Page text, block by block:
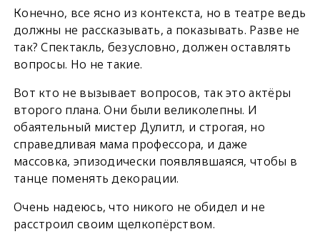
Конечно, все ясно из контекста, но в театре ведь
должны не рассказывать, а показывать. Разве не
так? Спектакль, безусловно, должен оставлять
вопросы. Но не такие.
Вот кто не вызывает вопросов, так это актёры
второго плана. Они были великолепны. И
обаятельный мистер Дулитл, и строгая, но
справедливая мама профессора, и даже
массовка, эпизодически появлявшаяся, чтобы в
танце поменять декорации.
Очень надеюсь, что никого не обидел и не
расстроил своим щелкопёрством.